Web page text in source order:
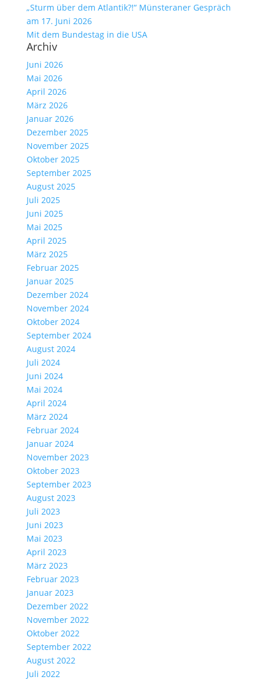
„Sturm über dem Atlantik?!“ Münsteraner Gespräch
am 17. Juni 2026
Mit dem Bundestag in die USA
Archiv
Juni 2026
Mai 2026
April 2026
März 2026
Januar 2026
Dezember 2025
November 2025
Oktober 2025
September 2025
August 2025
Juli 2025
Juni 2025
Mai 2025
April 2025
März 2025
Februar 2025
Januar 2025
Dezember 2024
November 2024
Oktober 2024
September 2024
August 2024
Juli 2024
Juni 2024
Mai 2024
April 2024
März 2024
Februar 2024
Januar 2024
November 2023
Oktober 2023
September 2023
August 2023
Juli 2023
Juni 2023
Mai 2023
April 2023
März 2023
Februar 2023
Januar 2023
Dezember 2022
November 2022
Oktober 2022
September 2022
August 2022
Juli 2022